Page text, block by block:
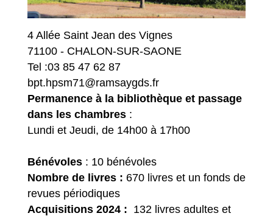
4 Allée Saint Jean des Vignes
71100 - CHALON-SUR-SAONE
Tel :03 85 47 62 87
bpt.hpsm71@ramsaygds.fr
Permanence à la bibliothèque et passage
dans les chambres :
Lundi et Jeudi, de 14h00 à 17h00
Bénévoles : 10 bénévoles
Nombre de livres : 670 livres et un fonds de
revues périodiques
Acquisitions 2024 : 132 livres adultes et